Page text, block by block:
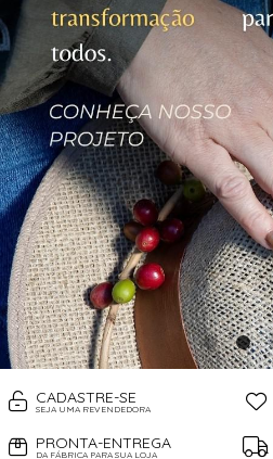
CADASTRE-SE
SEJA UMA REVENDEDORA
PRONTA-ENTREGA
DA FÁBRICA PARA SUA LOJA